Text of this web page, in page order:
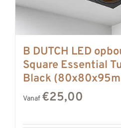
B DUTCH LED
Square Essential
Black
Vanaf €25,00